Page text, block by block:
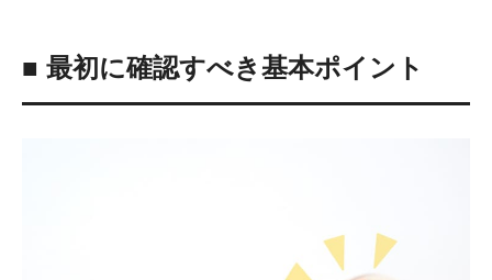
■ 最初に確認すべき基本ポイント